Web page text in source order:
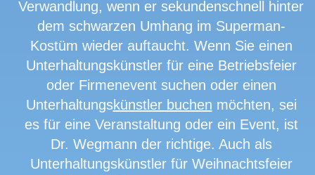
Verwandlung, wenn er sekundenschnell hinter
dem schwarzen Umhang im Superman-
Kostüm wieder auftaucht. Wenn Sie einen
Unterhaltungskünstler für eine Betriebsfeier
oder Firmenevent suchen oder einen
Unterhaltungskünstler buchen möchten, sei
es für eine Veranstaltung oder ein Event, ist
Dr. Wegmann der richtige. Auch als
Unterhaltungskünstler für Weihnachtsfeier